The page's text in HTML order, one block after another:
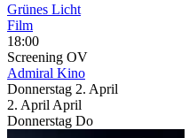
Grünes Licht
Film
18:00
Screening OV
Admiral Kino
Donnerstag 2. April
2. April April
Donnerstag Do